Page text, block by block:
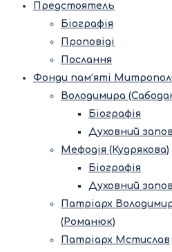
Предстоятель
Біографія
Проповіді
Послання
Фонди пам’яті
Володимира
Біографія
Духовний
Мефодія (Кудрякова)
Біографія
Духовний
Патріарх
(Романюк)
Патріарх Мстислав